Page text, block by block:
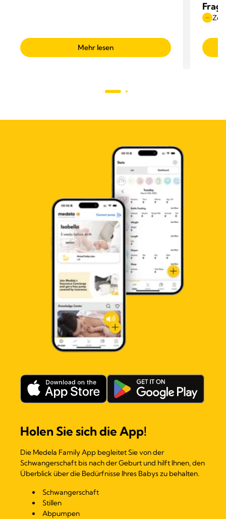
Mehr lesen
Zeit
Holen Sie sich die App!
Die Medela Family App begleitet Sie von der
Schwangerschaft bis nach der Geburt und hilft Ihnen, den
Überblick über die Bedürfnisse Ihres Babys zu behalten.
Schwangerschaft
Stillen
Abpumpen